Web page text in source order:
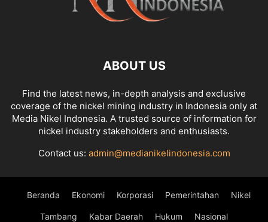
ABOUT US
Find the latest news, in-depth analysis and exclusive
coverage of the nickel mining industry in Indonesia only at
Media Nikel Indonesia. A trusted source of information for
nickel industry stakeholders and enthusiasts.
Contact us: admin@medianikelindonesia.com
Beranda Ekonomi Korporasi Pemerintahan Nikel
Tambang Kabar Daerah Hukum Nasional